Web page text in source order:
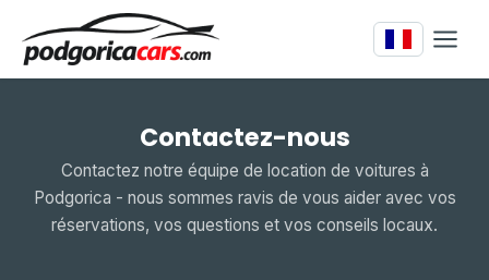
Contactez-nous
Contactez notre équipe de location de voitures à
Podgorica - nous sommes ravis de vous aider avec vos
réservations, vos questions et vos conseils locaux.